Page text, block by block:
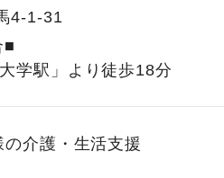
4-1-31
■
学駅」より徒歩18分
介護・生活支援